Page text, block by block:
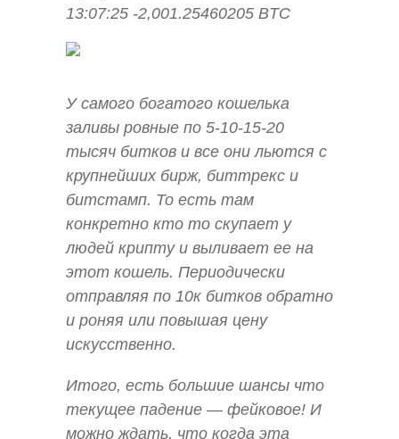
13:07:25 -2,001.25460205 BTC
У самого богатого кошелька
заливы ровные по 5-10-15-20
тысяч битков и все они льются с
крупнейших бирж, биттрекс и
битстамп. То есть там
конкретно кто то скупает у
людей крипту и выливает ее на
этот кошель. Периодически
отправляя по 10к битков обратно
и роняя или повышая цену
искусственно.
Итого, есть большие шансы что
текущее падение — фейковое! И
можно ждать, что когда эта